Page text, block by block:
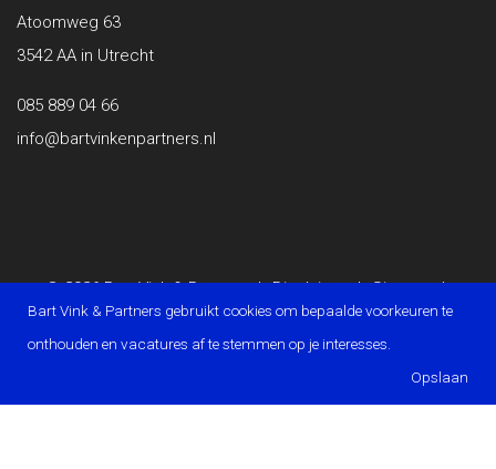
Atoomweg 63
3542 AA in Utrecht
085 889 04 66
info@bartvinkenpartners.nl
© 2026 Bart Vink & Partners | Disclaimer | Sitemap |
Privacy Statement | Powered by OTYS
Bart Vink & Partners gebruikt cookies om bepaalde voorkeuren te
onthouden en vacatures af te stemmen op je interesses.